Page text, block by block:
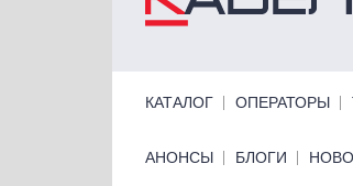
КАТАЛОГ ОПЕРАТОРЫ
Primary links bottom
АНОНСЫ БЛОГИ